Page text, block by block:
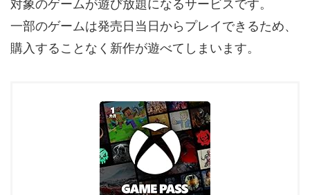
対象のゲームが遊び放題になるサービスです。
一部のゲームは発売日当日からプレイできるため、
購入することなく新作が遊べてしまいます。